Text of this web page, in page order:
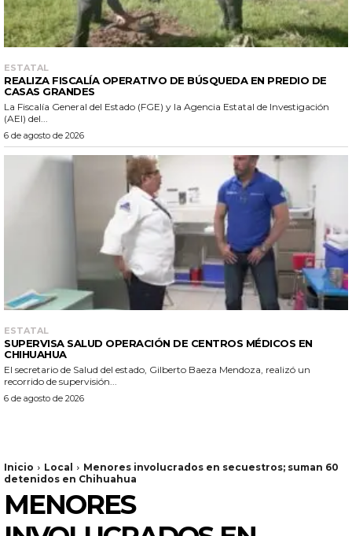
ESTATAL
REALIZA FISCALÍA OPERATIVO DE BÚSQUEDA EN PREDIO DE
CASAS GRANDES
La Fiscalía General del Estado (FGE) y la Agencia Estatal de Investigación
(AEI) del...
6 de agosto de 2026
ESTATAL
SUPERVISA SALUD OPERACIÓN DE CENTROS MÉDICOS EN
CHIHUAHUA
El secretario de Salud del estado, Gilberto Baeza Mendoza, realizó un
recorrido de supervisión...
6 de agosto de 2026